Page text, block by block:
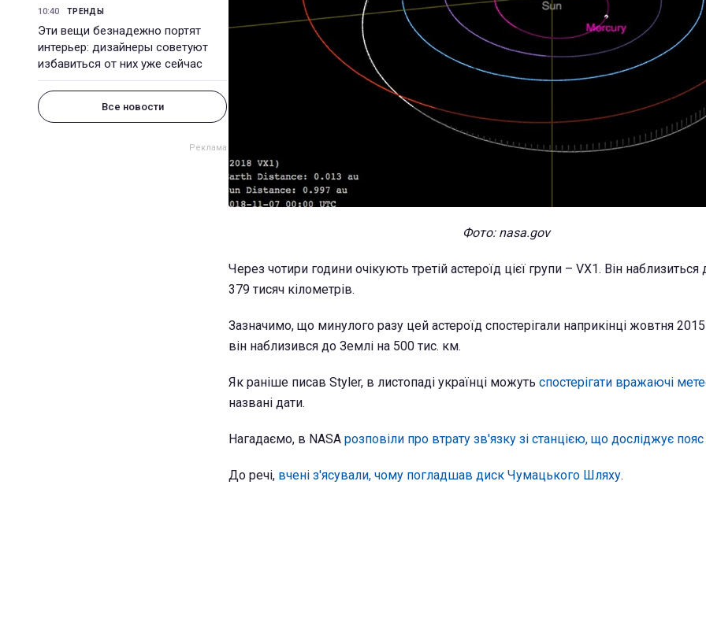
10:40 ТРЕНДЫ
Эти вещи безнадежно портят
интерьер: дизайнеры советуют
избавиться от них уже сейчас
Все новости
Фото: nasa.gov
Через чотири години очікують третій астероїд цієї групи – VX1. Він наблизиться
379 тисяч кілометрів.
Зазначимо, що минулого разу цей астероїд спостерігали наприкінці жовтня 2015
він наблизився до Землі на 500 тис. км.
Як раніше писав Styler, в листопаді українці можуть спостерігати вражаючі
названі дати.
Нагадаємо, в NASA розповіли про втрату зв'язку зі станцією, що досліджує пояс
До речі, вчені з'ясували, чому погладшав диск Чумацького Шляху.